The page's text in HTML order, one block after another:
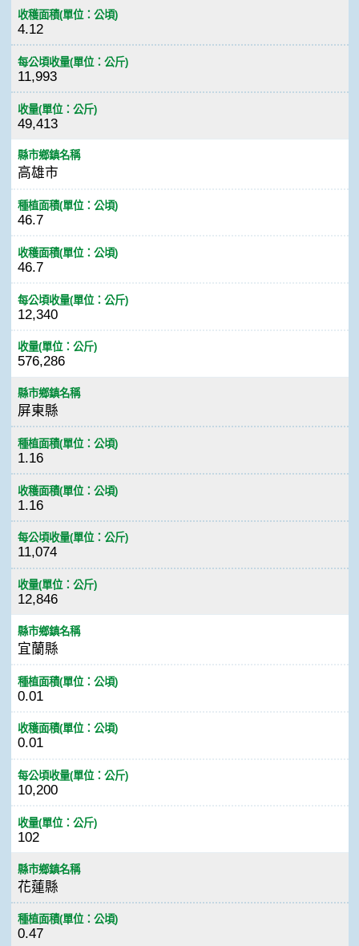
收穫面積(單位：公頃)
4.12
每公頃收量(單位：公斤)
11,993
收量(單位：公斤)
49,413
縣市鄉鎮名稱
高雄市
種植面積(單位：公頃)
46.7
收穫面積(單位：公頃)
46.7
每公頃收量(單位：公斤)
12,340
收量(單位：公斤)
576,286
縣市鄉鎮名稱
屏東縣
種植面積(單位：公頃)
1.16
收穫面積(單位：公頃)
1.16
每公頃收量(單位：公斤)
11,074
收量(單位：公斤)
12,846
縣市鄉鎮名稱
宜蘭縣
種植面積(單位：公頃)
0.01
收穫面積(單位：公頃)
0.01
每公頃收量(單位：公斤)
10,200
收量(單位：公斤)
102
縣市鄉鎮名稱
花蓮縣
種植面積(單位：公頃)
0.47